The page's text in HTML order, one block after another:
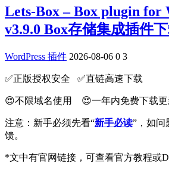
Lets-Box – Box plugin for
v3.9.0 Box存储集成插件
WordPress 插件 2026-08-06 0 3
✅️正版授权安全 ✅️直链高速下载
😍不限域名使用 😍一年内免费下载
注意：新手必须先看“新手必读”，如问
馈。
*文中有官网链接，可查看官方教程或